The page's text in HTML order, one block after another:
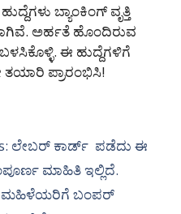
ಬ್ಯಾಂಕಿಂಗ್ ವೃತ್ತಿ
ಅರ್ಹತೆ ಹೊಂದಿರುವ
ಈ ಹುದ್ದೆಗಳಿಗೆ
ತಯಾರಿ ಪ್ರಾರಂಭಿಸಿ!
ಲೇಬರ್ ಕಾರ್ಡ್ ಪಡೆದು ಈ
ಮಾಹಿತಿ ಇಲ್ಲಿದೆ.
ಮಹಿಳೆಯರಿಗೆ ಬಂಪರ್